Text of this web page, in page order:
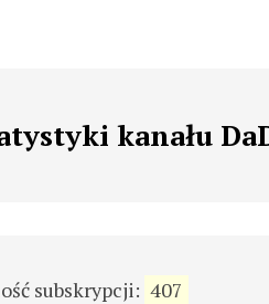
kanału
subskrypcji: 407